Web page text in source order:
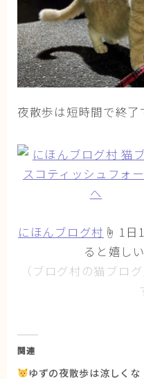
夜散歩は短時間で終
にほんブログ村 ☝ 1日
ると嬉し
（ブログ村の猫ブロ
関連
ゆずの夜散歩は涼しくな